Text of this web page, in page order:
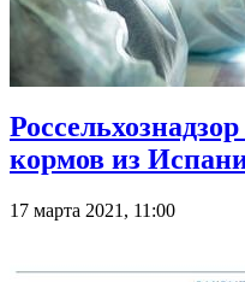
кормов из
17 марта 2021, 11:00